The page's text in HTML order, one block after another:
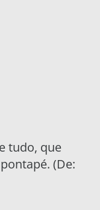
tudo, que
(De: